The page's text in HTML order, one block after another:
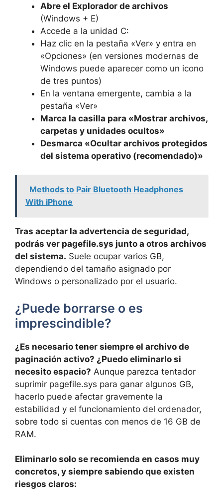
Abre el Explorador de archivos
(Windows + E)
Accede a la unidad C:
Haz clic en la pestaña «Ver» y entra en
«Opciones» (en versiones modernas de
Windows puede aparecer como un icono
de tres puntos)
En la ventana emergente, cambia a la
pestaña «Ver»
Marca la casilla para «Mostrar archivos,
carpetas y unidades ocultos»
Desmarca «Ocultar archivos protegidos
del sistema operativo (recomendado)»
Methods to Pair Bluetooth Headphones
With iPhone
Tras aceptar la advertencia de seguridad,
podrás ver pagefile.sys junto a otros archivos
del sistema. Suele ocupar varios GB,
dependiendo del tamaño asignado por
Windows o personalizado por el usuario.
¿Puede borrarse o es
imprescindible?
¿Es necesario tener siempre el archivo de
paginación activo? ¿Puedo eliminarlo si
necesito espacio? Aunque parezca tentador
suprimir pagefile.sys para ganar algunos GB,
hacerlo puede afectar gravemente la
estabilidad y el funcionamiento del ordenador,
sobre todo si cuentas con menos de 16 GB de
RAM.
Eliminarlo solo se recomienda en casos muy
concretos, y siempre sabiendo que existen
riesgos claros: